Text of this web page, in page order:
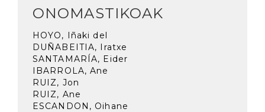
ONOMASTIKOAK
HOYO, Iñaki del
DUÑABEITIA, Iratxe
SANTAMARÍA, Eider
IBARROLA, Ane
RUIZ, Jon
RUIZ, Ane
ESCANDON, Oihane